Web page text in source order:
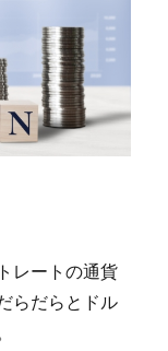
レートの通貨
らだらとドル